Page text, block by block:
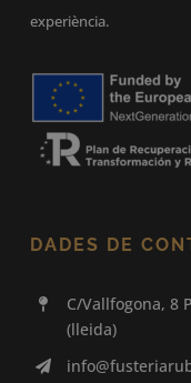
experiència.
DADES DE
C/Vallfogona, 8
(lleida)